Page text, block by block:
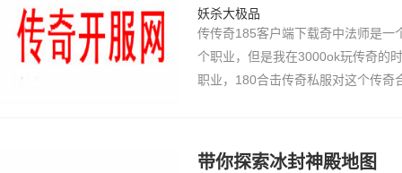
妖杀大极品
传传奇185客户端下载奇中法师是一
个职业，但是我在3000ok玩传奇的
职业，180合击传奇私服对这个传奇
带你探索冰封神殿地图